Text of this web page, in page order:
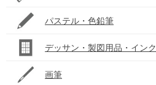
パステル・色鉛筆
デッサン・製図用品・インク
画筆